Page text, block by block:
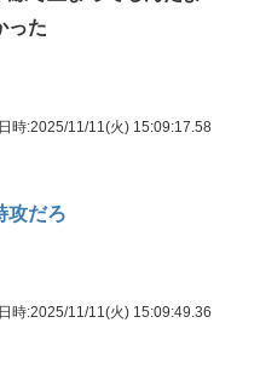
った
時:2025/11/11(火) 15:09:17.58
攻だろ
時:2025/11/11(火) 15:09:49.36